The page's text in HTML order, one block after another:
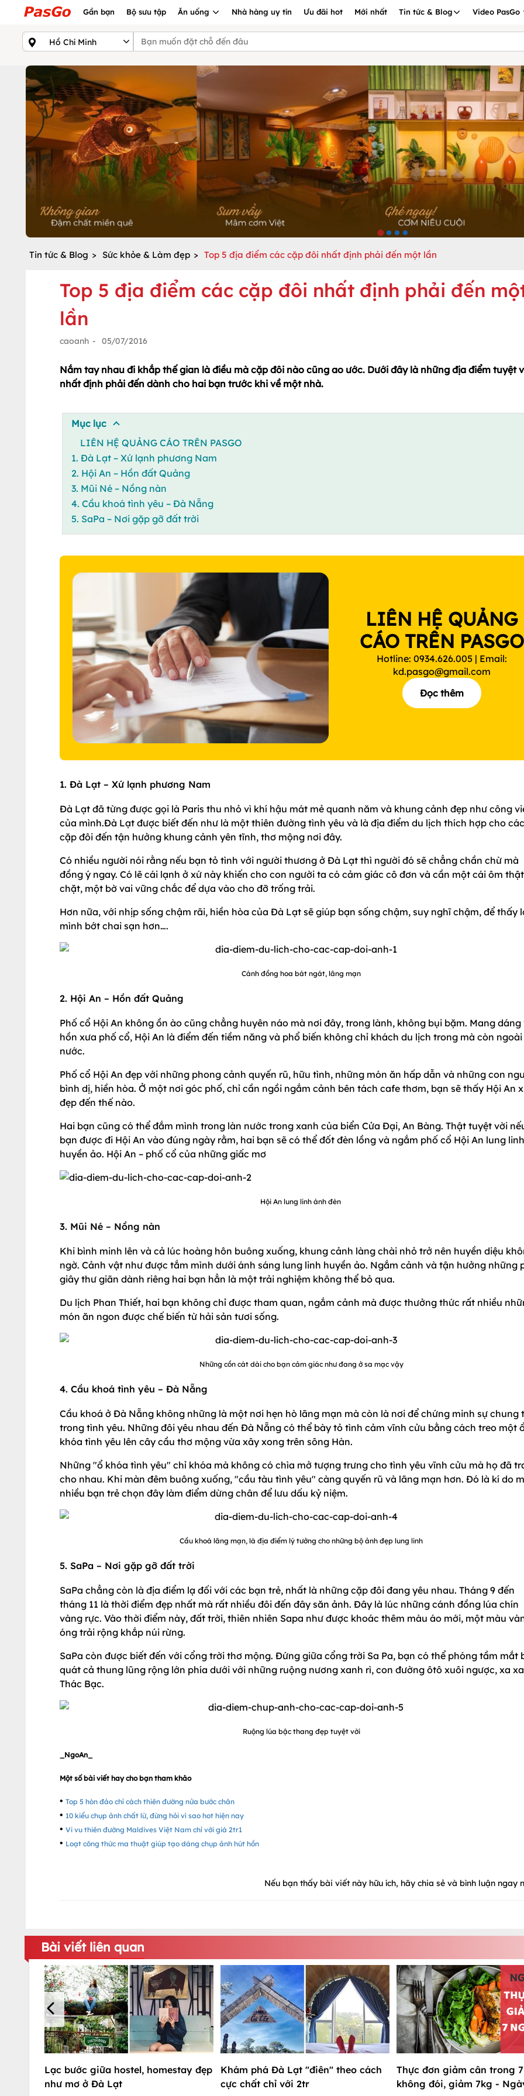
Gần bạn Bộ sưu tập Ăn uống Nhà hàng uy tín Ưu đãi hot Mới nhất Tin tức & Blog Video PasGo
Tin tức & Blog > Sức khỏe & Làm đẹp > Top 5 địa điểm các cặp đôi nhất định phải đến một lần
Top 5 địa điểm các cặp đôi nhất định phải đến
lần
caoanh - 05/07/2016
Nắm tay nhau đi khắp thế gian là điều mà cặp đôi nào cũng ao ước. Dưới đây là những địa điểm tuyệt
nhất định phải đến dành cho hai bạn trước khi về một nhà.
Mục lục
LIÊN HỆ QUẢNG CÁO TRÊN PASGO
1. Đà Lạt – Xứ lạnh phương Nam
2. Hội An – Hồn đất Quảng
3. Mũi Né – Nồng nàn
4. Cầu khoá tình yêu – Đà Nẵng
5. SaPa – Nơi gặp gỡ đất trời
LIÊN HỆ QUẢNG
CÁO TRÊN PASGO
Hotline: 0934.626.005 | Email:
kd.pasgo@gmail.com
Đọc thêm
1. Đà Lạt – Xứ lạnh phương Nam
Đà Lạt đã từng được gọi là Paris thu nhỏ vì khí hậu mát mẻ quanh năm và khung cảnh đẹp như công
của mình.Đà Lạt được biết đến như là một thiên đường tình yêu và là địa điểm du lịch thích hợp cho các
cặp đôi đến tận hưởng khung cảnh yên tĩnh, thơ mộng nơi đây.
Có nhiều người nói rằng nếu bạn tỏ tình với người thương ở Đà Lạt thì người đó sẽ chẳng chần chừ mà
đồng ý ngay. Có lẽ cái lạnh ở xứ này khiến cho con người ta có cảm giác cô đơn và cần một cái ôm thật
chặt, một bờ vai vững chắc để dựa vào cho đỡ trống trải.
Hơn nữa, với nhịp sống chậm rãi, hiền hòa của Đà Lạt sẽ giúp bạn sống chậm, suy nghĩ chậm, để thấy
mình bớt chai sạn hơn….
Cánh đồng hoa bát ngát, lãng mạn
2. Hội An – Hồn đất Quảng
Phố cổ Hội An không ồn ào cũng chẳng huyên náo mà nơi đây, trong lành, không bụi bặm. Mang dáng
hồn xưa phố cổ, Hội An là điểm đến tiềm năng và phổ biến không chỉ khách du lịch trong mà còn ngoài
nước.
Phố cổ Hội An đẹp với những phong cảnh quyến rũ, hữu tình, những món ăn hấp dẫn và những con
bình dị, hiền hòa. Ở một nơi góc phố, chỉ cần ngồi ngắm cảnh bên tách cafe thơm, bạn sẽ thấy Hội An
đẹp đến thế nào.
Hai bạn cũng có thể đắm mình trong làn nước trong xanh của biển Cửa Đại, An Bàng. Thật tuyệt vời
bạn được đi Hội An vào đúng ngày rằm, hai bạn sẽ có thể đốt đèn lồng và ngắm phố cổ Hội An lung linh
huyền ảo. Hội An – phố cổ của những giấc mơ
Hội An lung linh ánh đèn
3. Mũi Né – Nồng nàn
Khi bình minh lên và cả lúc hoàng hôn buông xuống, khung cảnh làng chài nhỏ trở nên huyền diệu
ngờ. Cảnh vật như được tắm mình dưới ánh sáng lung linh huyền ảo. Ngắm cảnh và tận hưởng những
giây thư giãn dành riêng hai bạn hẳn là một trải nghiệm không thể bỏ qua.
Du lịch Phan Thiết, hai bạn không chỉ được tham quan, ngắm cảnh mà được thưởng thức rất nhiều
món ăn ngon được chế biến từ hải sản tươi sống.
Những cồn cát dài cho bạn cảm giác như đang ở sa mạc vậy
4. Cầu khoá tình yêu – Đà Nẵng
Cầu khoá ở Đà Nẵng không những là một nơi hẹn hò lãng mạn mà còn là nơi để chứng minh sự chung
trong tình yêu. Những đôi yêu nhau đến Đà Nẵng có thể bày tỏ tình cảm vĩnh cửu bằng cách treo một
khóa tình yêu lên cây cầu thơ mộng vừa xây xong trên sông Hàn.
Những "ổ khóa tình yêu" chỉ khóa mà không có chìa mở tượng trưng cho tình yêu vĩnh cửu mà họ đã
cho nhau. Khi màn đêm buông xuống, "cầu tàu tình yêu" càng quyến rũ và lãng mạn hơn. Đó là kí do
nhiều bạn trẻ chọn đây làm điểm dừng chân để lưu dấu kỷ niệm.
Cầu khoá lãng mạn, là địa điểm lý tưởng cho những bộ ảnh đẹp lung linh
5. SaPa – Nơi gặp gỡ đất trời
SaPa chẳng còn là địa điểm lạ đối với các bạn trẻ, nhất là những cặp đôi đang yêu nhau. Tháng 9 đến
tháng 11 là thời điểm đẹp nhất mà rất nhiều đôi đến đây săn ảnh. Đây là lúc những cánh đồng lúa chín
vàng rực. Vào thời điểm này, đất trời, thiên nhiên Sapa như được khoác thêm màu áo mới, một màu
óng trải rộng khắp núi rừng.
SaPa còn được biết đến với cổng trời thơ mộng. Đứng giữa cổng trời Sa Pa, bạn có thể phóng tầm mắt
quát cả thung lũng rộng lớn phía dưới với những ruộng nương xanh rì, con đường ôtô xuôi ngược, xa
Thác Bạc.
Ruộng lúa bậc thang đẹp tuyệt vời
_NgoAn_
Một số bài viết hay cho bạn tham khảo
• Top 5 hòn đảo chỉ cách thiên đường nửa bước chân
• 10 kiểu chụp ảnh chất lừ, đừng hỏi vì sao hot hiện nay
• Vi vu thiên đường Maldives Việt Nam chỉ với giá 2tr1
• Loạt công thức ma thuật giúp tạo dáng chụp ảnh hút hồn
Nếu bạn thấy bài viết này hữu ích, hãy chia sẻ và bình luận ngay
Bài viết liên quan
Lạc bước giữa hostel, homestay đẹp
như mơ ở Đà Lạt
Khám phá Đà Lạt "điên" theo cách
cực chất chỉ với 2tr
Thực đơn giảm cân trong
không đói, giảm 7kg -